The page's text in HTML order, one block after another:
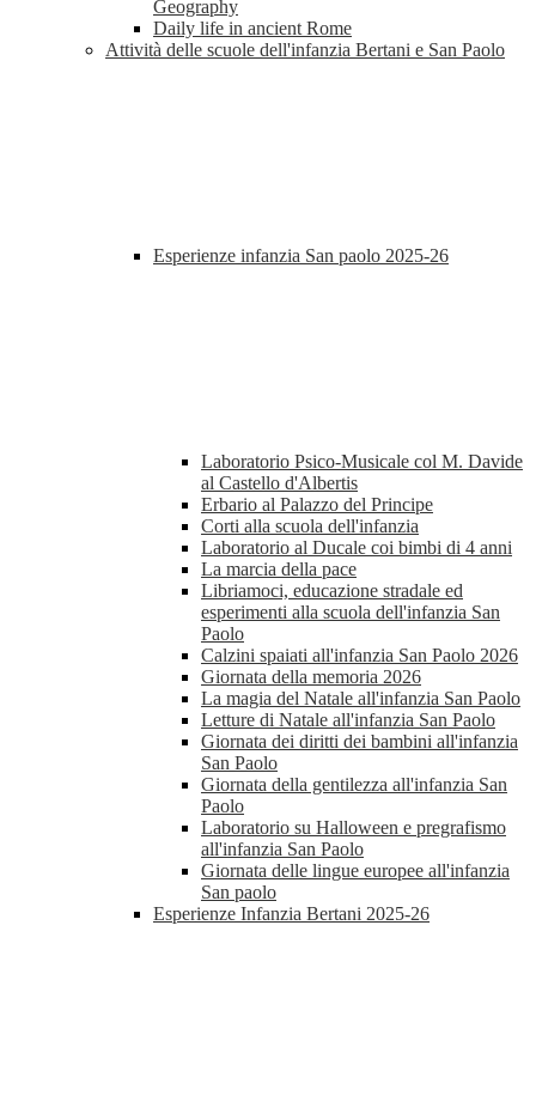
Geography
Daily life in ancient Rome
Attività delle scuole dell'infanzia Bertani e San Paolo
Esperienze infanzia San paolo 2025-26
Laboratorio Psico-Musicale col M. Davide
al Castello d'Albertis
Erbario al Palazzo del Principe
Corti alla scuola dell'infanzia
Laboratorio al Ducale coi bimbi di 4 anni
La marcia della pace
Libriamoci, educazione stradale ed
esperimenti alla scuola dell'infanzia San
Paolo
Calzini spaiati all'infanzia San Paolo 2026
Giornata della memoria 2026
La magia del Natale all'infanzia San Paolo
Letture di Natale all'infanzia San Paolo
Giornata dei diritti dei bambini all'infanzia
San Paolo
Giornata della gentilezza all'infanzia San
Paolo
Laboratorio su Halloween e pregrafismo
all'infanzia San Paolo
Giornata delle lingue europee all'infanzia
San paolo
Esperienze Infanzia Bertani 2025-26